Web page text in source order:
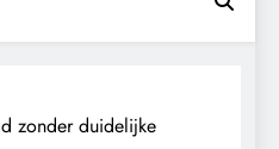
zonder duidelijke